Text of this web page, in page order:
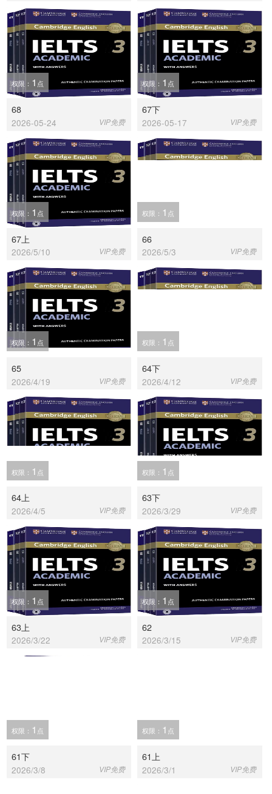
权限： 1 点
68
2026-05-24 VIP免费
权限： 1 点
67下
2026-05-17 VIP免费
权限： 1 点
67上
2026/5/10 VIP免费
权限： 1 点
66
2026/5/3 VIP免费
权限： 1 点
65
2026/4/19 VIP免费
权限： 1 点
64下
2026/4/12 VIP免费
权限： 1 点
64上
2026/4/5 VIP免费
权限： 1 点
63下
2026/3/29 VIP免费
权限： 1 点
63上
2026/3/22 VIP免费
权限： 1 点
62
2026/3/15 VIP免费
权限： 1 点
61下
2026/3/8 VIP免费
权限： 1 点
61上
2026/3/1 VIP免费